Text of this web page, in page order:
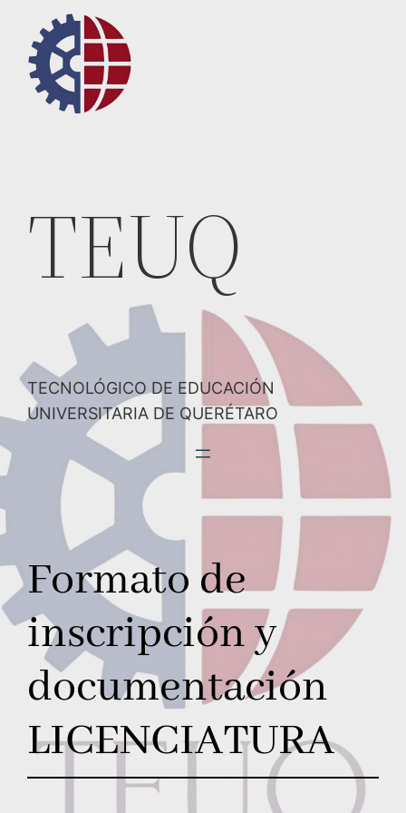
contenido
TEUQ
TECNOLÓGICO DE EDUCACIÓN
UNIVERSITARIA DE QUERÉTARO
Formato de
inscripción y
documentación
LICENCIATURA